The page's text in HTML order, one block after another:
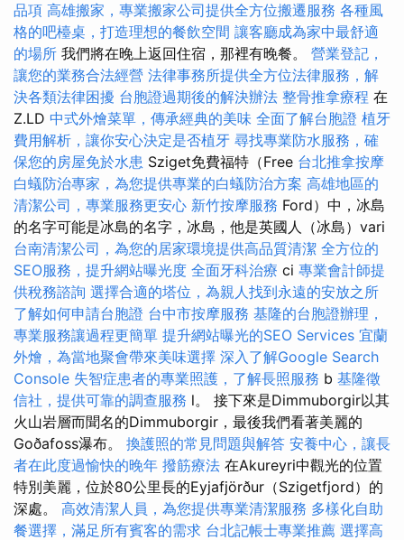
品項 高雄搬家，專業搬家公司提供全方位搬遷服務 各種風
格的吧檯桌，打造理想的餐飲空間 讓客廳成為家中最舒適
的場所 我們將在晚上返回住宿，那裡有晚餐。 營業登記，
讓您的業務合法經營 法律事務所提供全方位法律服務，解
決各類法律困擾 台胞證過期後的解決辦法 整骨推拿療程 在
Z.LD 中式外燴菜單，傳承經典的美味 全面了解台胞證 植牙
費用解析，讓你安心決定是否植牙 尋找專業防水服務，確
保您的房屋免於水患 Sziget免費福特（Free 台北推拿按摩
白蟻防治專家，為您提供專業的白蟻防治方案 高雄地區的
清潔公司，專業服務更安心 新竹按摩服務 Ford）中，冰島
的名字可能是冰島的名字，冰島，他是英國人（冰島）vari
台南清潔公司，為您的居家環境提供高品質清潔 全方位的
SEO服務，提升網站曝光度 全面牙科治療 ci 專業會計師提
供稅務諮詢 選擇合適的塔位，為親人找到永遠的安放之所
了解如何申請台胞證 台中市按摩服務 基隆的台胞證辦理，
專業服務讓過程更簡單 提升網站曝光的SEO Services 宜蘭
外燴，為當地聚會帶來美味選擇 深入了解Google Search
Console 失智症患者的專業照護，了解長照服務 b 基隆徵
信社，提供可靠的調查服務 l。 接下來是Dimmuborgir以其
火山岩層而聞名的Dimmuborgir，最後我們看著美麗的
Goðafoss瀑布。 換護照的常見問題與解答 安養中心，讓長
者在此度過愉快的晚年 撥筋療法 在Akureyri中觀光的位置
特別美麗，位於80公里長的Eyjafjörður（Szigetfjord）的
深處。 高效清潔人員，為您提供專業清潔服務 多樣化自助
餐選擇，滿足所有賓客的需求 台北記帳士專業推薦 選擇高